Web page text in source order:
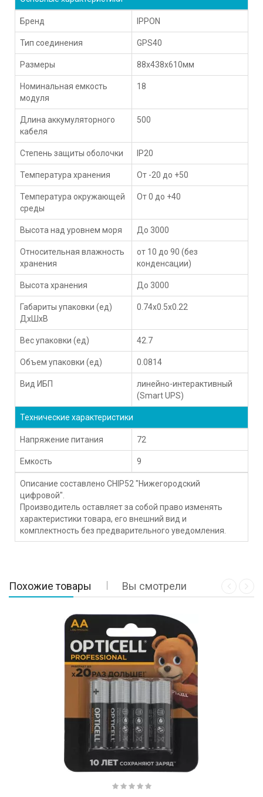
Бренд IPPON
Тип соединения GPS40
Размеры 88x438x610мм
Номинальная емкость
модуля
18
Длина аккумуляторного
кабеля
500
Степень защиты оболочки IP20
Температура хранения От -20 до +50
Температура окружающей
среды
От 0 до +40
Высота над уровнем моря До 3000
Относительная влажность
хранения
от 10 до 90 (без
конденсации)
Высота хранения До 3000
Габариты упаковки (ед)
ДхШхВ
0.74x0.5x0.22
Вес упаковки (ед) 42.7
Объем упаковки (ед) 0.0814
Вид ИБП
линейно-интерактивный
(Smart UPS)
Технические характеристики
Напряжение питания 72
Емкость 9
Описание составлено CHIP52 "Нижегородский
цифровой".
Производитель оставляет за собой право изменять
характеристики товара, его внешний вид и
комплектность без предварительного уведомления.
Похожие товары Вы смотрели